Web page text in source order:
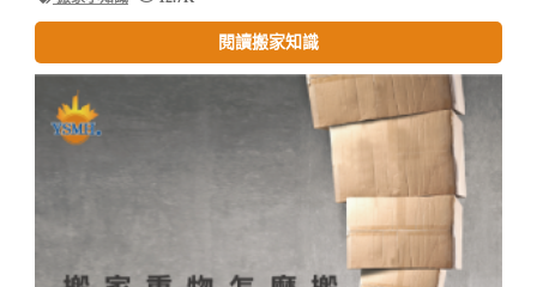
閱讀搬家知識